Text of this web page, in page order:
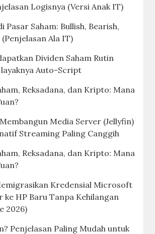
Logisnya (Versi Anak IT)
Pasar Saham: Bullish, Bearish,
(Penjelasan Ala IT)
Dividen Saham Rutin
Auto-Script
Reksadana, dan Kripto: Mana
Media Server (Jellyfin)
Streaming Paling Canggih
Reksadana, dan Kripto: Mana
Kredensial Microsoft
HP Baru Tanpa Kehilangan
2026)
Penjelasan Paling Mudah untuk